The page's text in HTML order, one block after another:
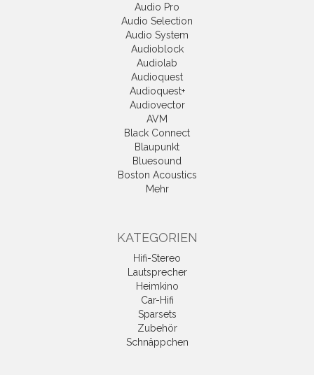
Audio Pro
Audio Selection
Audio System
Audioblock
Audiolab
Audioquest
Audioquest+
Audiovector
AVM
Black Connect
Blaupunkt
Bluesound
Boston Acoustics
Mehr
KATEGORIEN
Hifi-Stereo
Lautsprecher
Heimkino
Car-Hifi
Sparsets
Zubehör
Schnäppchen